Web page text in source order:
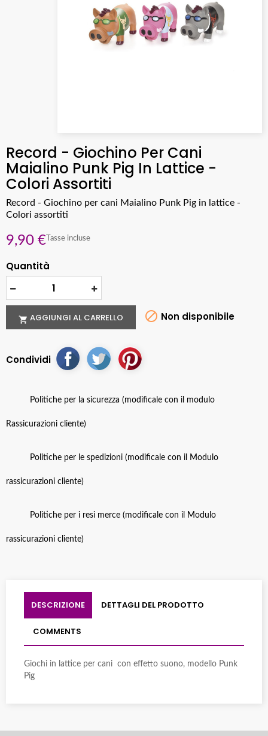
Record - Giochino Per Cani
Maialino Punk Pig In Lattice -
Colori Assortiti
Record - Giochino per cani Maialino Punk Pig in lattice -
Colori assortiti
9,90 € Tasse incluse
Quantità
 AGGIUNGI AL CARRELLO  Non disponibile
Condividi
Politiche per la sicurezza (modificale con il modulo
Rassicurazioni cliente)
Politiche per le spedizioni (modificale con il Modulo
rassicurazioni cliente)
Politiche per i resi merce (modificale con il Modulo
rassicurazioni cliente)
DESCRIZIONE DETTAGLI DEL PRODOTTO
COMMENTS
Giochi in lattice per cani con effetto suono, modello Punk
Pig